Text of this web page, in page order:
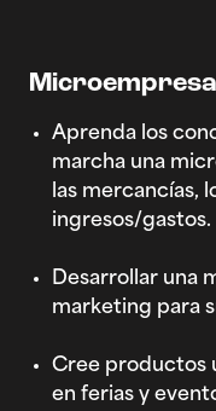
Microempresa
Aprenda los
marcha una
las mercancías,
ingresos/gastos.
Desarrollar una
marketing para
Cree productos
en ferias y